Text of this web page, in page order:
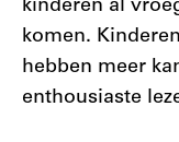
kinderen al
komen.
hebben meer
enthousiaste